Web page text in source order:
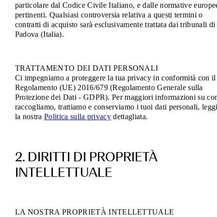
particolare dal Codice Civile Italiano, e dalle normative
pertinenti. Qualsiasi controversia relativa a questi termini o
contratti di acquisto sarà esclusivamente trattata dai tribunali di
Padova (Italia).
TRATTAMENTO DEI DATI PERSONALI
Ci impegniamo a proteggere la tua privacy in conformità con il
Regolamento (UE) 2016/679 (Regolamento Generale sulla
Protezione dei Dati - GDPR). Per maggiori informazioni su
raccogliamo, trattiamo e conserviamo i tuoi dati personali,
la nostraPolitica sulla privacy dettagliata.
2. DIRITTI DI PROPRIETÀ
INTELLETTUALE
LA NOSTRA PROPRIETÀ INTELLETTUALE